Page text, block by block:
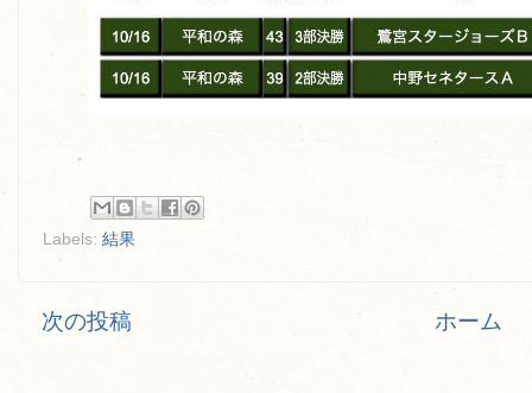
Labels: 結果
次の投稿 ホーム